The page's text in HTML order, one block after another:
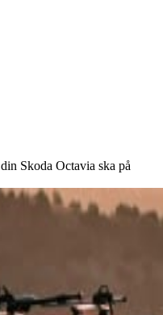
Skoda Octavia ska på